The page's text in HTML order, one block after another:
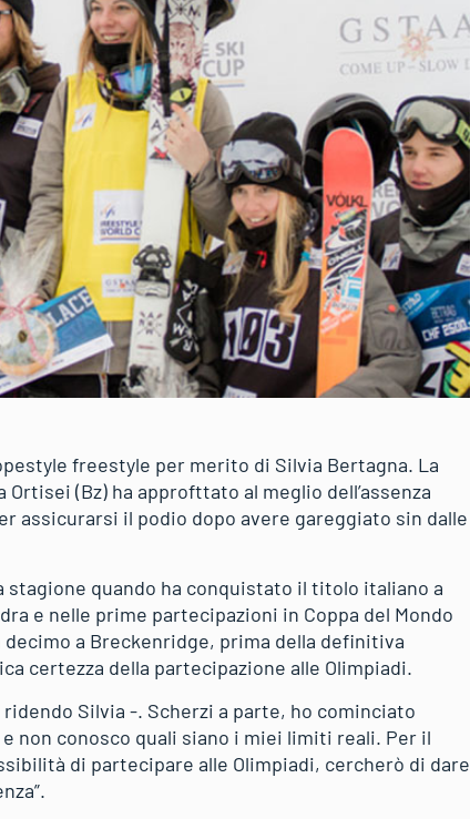
freestyle per merito di Silvia Bertagna. La
(Bz) ha approfttato al meglio dell’assenza
assicurarsi il podio dopo avere gareggiato sin dalle
stagione quando ha conquistato il titolo italiano a
e nelle prime partecipazioni in Coppa del Mondo
a Breckenridge, prima della definitiva
certezza della partecipazione alle Olimpiadi.
Silvia -. Scherzi a parte, ho cominciato
non conosco quali siano i miei limiti reali. Per il
di partecipare alle Olimpiadi, cercherò di dare